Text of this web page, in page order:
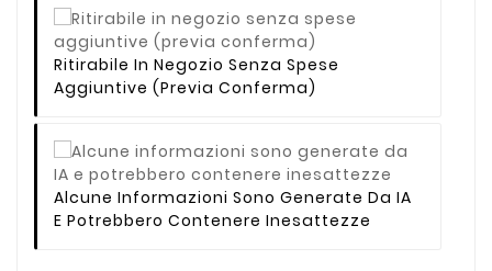
Ritirabile In Negozio Senza Spese
Aggiuntive (previa Conferma)
Alcune Informazioni Sono Generate Da IA
E Potrebbero Contenere Inesattezze